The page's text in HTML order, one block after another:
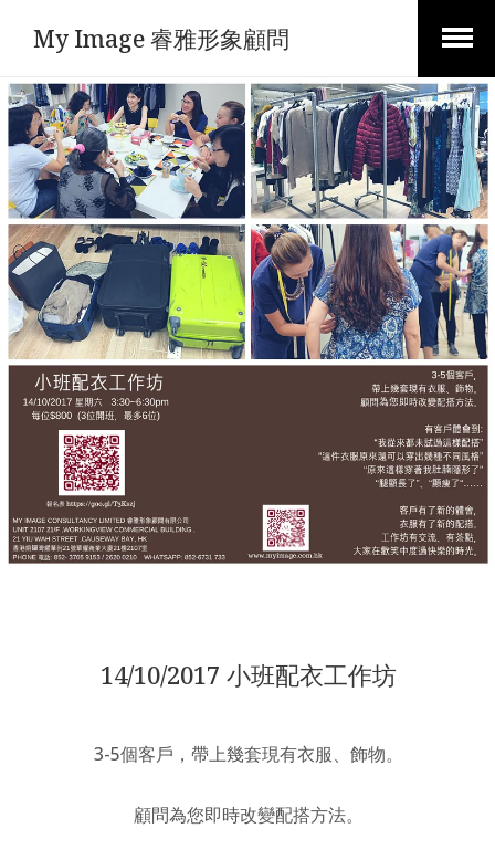
My Image 睿雅形象顧問
Open
14/10/2017 小班配衣工作坊
3-5個客戶，帶上幾套現有衣服、飾物。
顧問為您即時改變配搭方法。